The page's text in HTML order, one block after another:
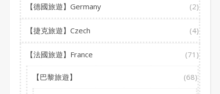
【德國旅遊】Germany (2)
【捷克旅遊】Czech (4)
【法國旅遊】France (71)
【巴黎旅遊】 (68)